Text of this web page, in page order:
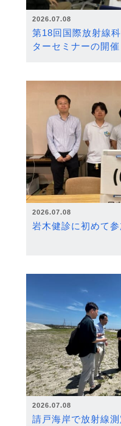
2026.07.08
第18回国際放射線
ターセミナーの開催
2026.07.08
岩木健診に初めて
2026.07.08
請戸海岸で放射線測